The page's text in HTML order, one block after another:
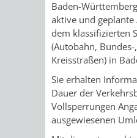
MENSCHEN
MIT
BEHINDERUNG
MIT
DEMENZ
MIGRANTEN
Baden-
aktive und
dem klassifizierten
(Autobahn,
Kreisstraßen) in
Sie erhalten
Dauer der
Vollsperrungen
ausgewiesenen